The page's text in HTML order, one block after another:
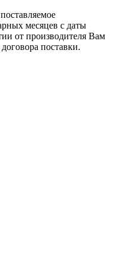
месяцев с даты
от производителя Вам
поставки.